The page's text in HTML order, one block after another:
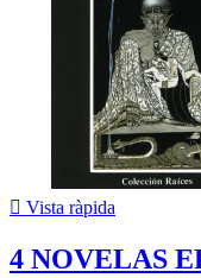
 Vista ràpida
4 NOVELAS